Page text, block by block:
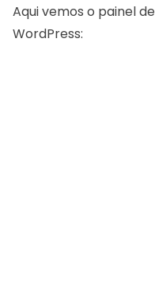
Aqui vemos o painel
WordPress: